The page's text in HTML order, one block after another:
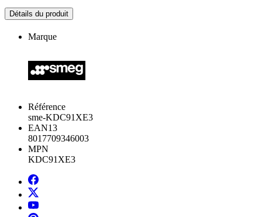
Détails du produit
Marque
Référence
sme-KDC91XE3
EAN13
8017709346003
MPN
KDC91XE3